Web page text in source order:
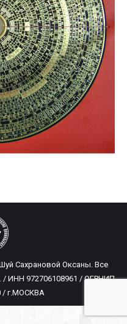
Сахрановой Оксаны. Все
/ ИНН 972706108961 / ОГРНИП
/ г.МОСКВА